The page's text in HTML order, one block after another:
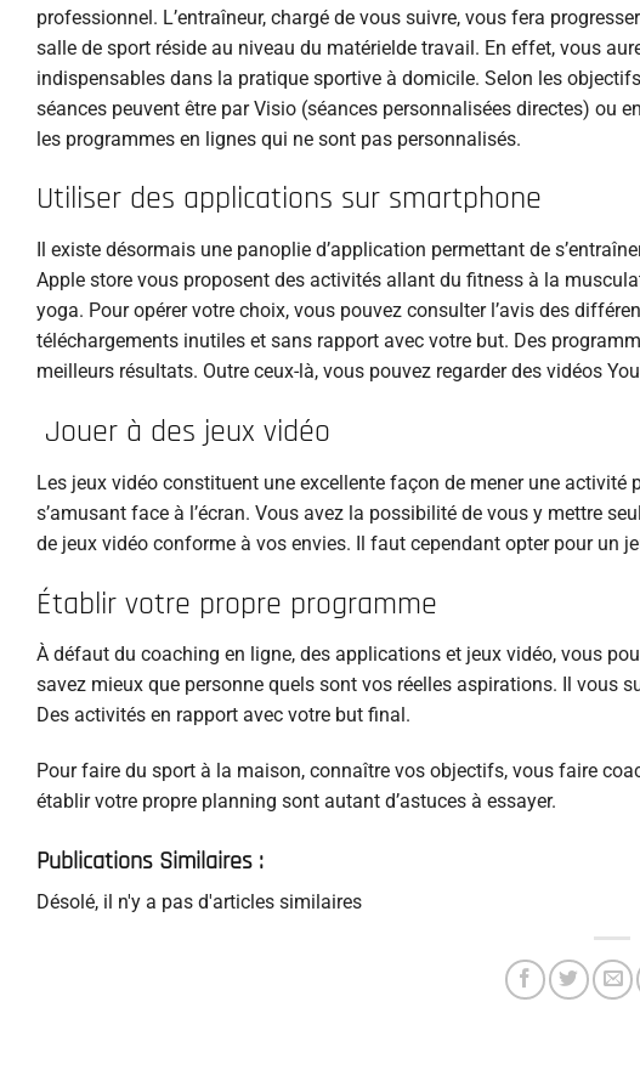
professionnel. L’entraîneur, chargé de vous suivre, vous fera
salle de sport réside au niveau du matérielde travail. En effet, vous
indispensables dans la pratique sportive à domicile. Selon les
séances peuvent être par Visio (séances personnalisées directes) ou
les programmes en lignes qui ne sont pas personnalisés.
Utiliser des applications sur smartphone
Il existe désormais une panoplie d’application permettant de
Apple store vous proposent des activités allant du fitness à la
yoga. Pour opérer votre choix, vous pouvez consulter l’avis des
téléchargements inutiles et sans rapport avec votre but. Des
meilleurs résultats. Outre ceux-là, vous pouvez regarder des vidéos
Jouer à des jeux vidéo
Les jeux vidéo constituent une excellente façon de mener une activité
s’amusant face à l’écran. Vous avez la possibilité de vous y mettre
de jeux vidéo conforme à vos envies. Il faut cependant opter pour un
Établir votre propre programme
À défaut du coaching en ligne, des applications et jeux vidéo, vous
savez mieux que personne quels sont vos réelles aspirations. Il vous
Des activités en rapport avec votre but final.
Pour faire du sport à la maison, connaître vos objectifs, vous faire
établir votre propre planning sont autant d’astuces à essayer.
Publications Similaires :
Désolé, il n'y a pas d'articles similaires